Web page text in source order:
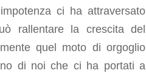
ci ha attraversato
rallentare la crescita del
quel moto di orgoglio
di noi che ci ha portati a